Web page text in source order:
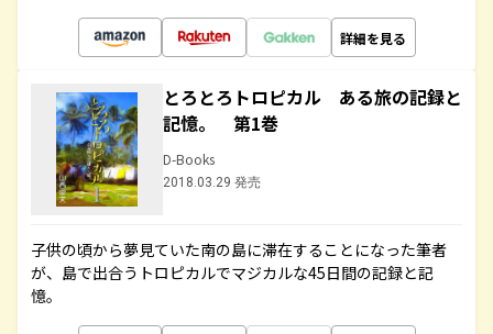
詳細を見る
とろとろトロピカル ある旅の記録と
記憶。 第1巻
D-Books
2018.03.29 発売
子供の頃から夢見ていた南の島に滞在することになった筆者
が、島で出合うトロピカルでマジカルな45日間の記録と記
憶。